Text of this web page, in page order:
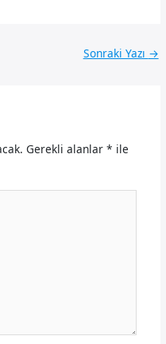
Sonraki Yazı →
Gerekli alanlar * ile